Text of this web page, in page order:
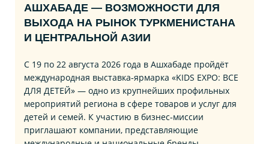
АШХАБАДЕ — ВОЗМОЖНОСТИ ДЛЯ
ВЫХОДА НА РЫНОК ТУРКМЕНИСТАНА
И ЦЕНТРАЛЬНОЙ АЗИИ
С 19 по 22 августа 2026 года в Ашхабаде пройдёт
международная выставка‑ярмарка «KIDS EXPO: ВСЕ
ДЛЯ ДЕТЕЙ» — одно из крупнейших профильных
мероприятий региона в сфере товаров и услуг для
детей и семей. К участию в бизнес‑миссии
приглашают компании, представляющие